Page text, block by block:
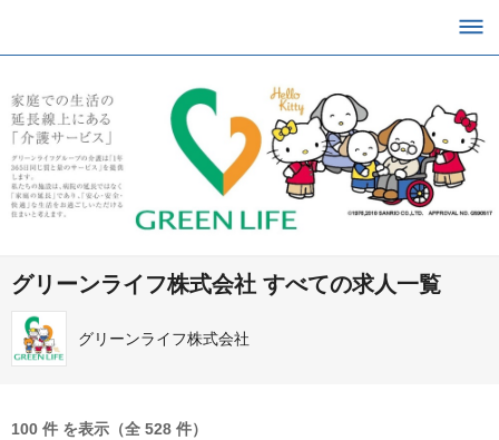
グリーンライフ株式会社 すべての求人一覧
グリーンライフ株式会社
100 件 を表示（全 528 件）